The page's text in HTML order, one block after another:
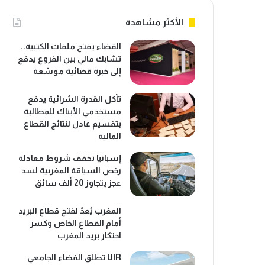
الأكثر مشاهدة
القضاء يفتح ملفات الكتبية..
تشابك مالي بين الفروع يدفع
إلى خبرة قضائية موسّعة
تآكل القدرة الشرائية يدفع
مستخدمي الأبناك للمطالبة
بتقسيم عادل لنتائج القطاع
المالية
إسبانيا تخفف شروط معادلة
رخص السياقة المغربية لسد
عجز يتجاوز 20 ألف سائق
المغرب يُعدّ لفتح قطاع البريد
أمام القطاع الخاص وكسر
احتكار بريد المغرب
UIR تطلق الفضاء الجامعي